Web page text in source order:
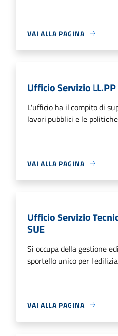
VAI ALLA PAGINA
Ufficio Servizio
L'ufficio ha il compito di
lavori pubblici e le
VAI ALLA PAGINA
Ufficio Servizio
SUE
Si occupa della gestione
sportello unico per l'edilizia
VAI ALLA PAGINA